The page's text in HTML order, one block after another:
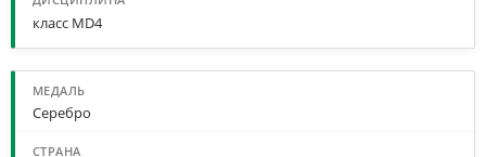
класс МD4
Серебро